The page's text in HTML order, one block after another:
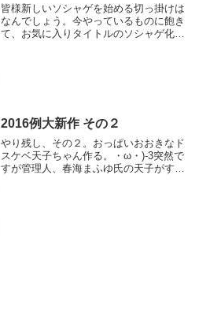
皆様新しいソシャゲを始める切っ掛けは
なんでしょう。今やっているものに飽き
て、お気に入りタイトルのソシャゲ化、
2016例大新作 その２
やり残し、その２。おっぱいおおきなド
スケベ天子ちゃん作る。・ω・)-3突然で
すが管理人、春海まふゆ氏の天子がすこ